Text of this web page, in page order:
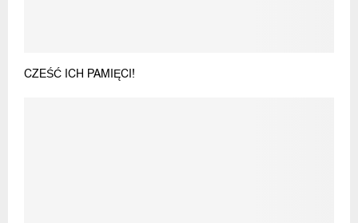
CZEŚĆ ICH PAMIĘCI!